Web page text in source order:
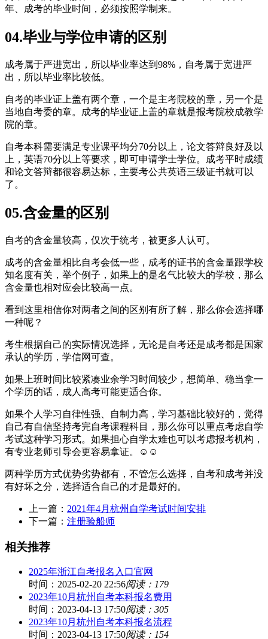
年、成考的毕业时间，必须按照学制来。
04.毕业与学位申请的区别
成考属于严进宽出，所以毕业率达到98%，自考属于宽进严
出，所以毕业率比较低。
自考的毕业证上盖有两个章，一个是主考院校的章，另一个是
当地自考委的章。成考的毕业证上盖的章就是报考院校成教学
院的章。
自考本科需要满足专业课平均分70分以上，论文答辩良好及以
上，英语70分以上等要求，即可申请学士学位。成考平时成绩
和论文答辩都很容易达标，主要考公共英语三级证书就可以
了。
05.含金量的区别
自考的含金量较高，仅次于统考，被更多人认可。
成考的含金量相比自考会低一些，成考的证书的含金量跟学校
知名度有关，举个例子，如果上的是名气比较大的学校，那么
含金量也相对应会比较高一点。
看到这里相信你对两者之间的区别有所了解，那么你会选择哪
一种呢？
考生根据自己的实际情况选择，无论是自考还是成考都是国家
承认的学历，学信网可查。
如果上班时间比较紧凑业余学习时间较少，想简单、稳当拿一
个学历的话，成人高考可能更适合你。
如果个人学习自律性强、自制力高，学习基础比较好的，觉得
自己有自信坚持考完自考课程科目，那么你可以重点考虑自学
考试这种学习形式。如果担心自学太难也可以考虑报考机构，
有专业老师引导会更容易拿证。☺☺
两种学历方式优势劣势都有，不管怎么选择，自考和成考并没
有好坏之分，选择适合自己的才是最好的。
上一篇： 2021年4月杭州自学考试时间安排
下一篇： 注册验船师
相关推荐
2025年浙江自考报名入口官网
时间：2025-02-20 22:56阅读：179
2023年10月杭州自考本科报名费用
时间：2023-04-13 17:50阅读：305
2023年10月杭州自考本科报名流程
时间：2023-04-13 17:50阅读：154